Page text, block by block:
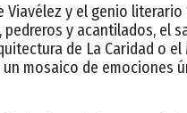
Viavélez y el genio literario
pedreros y acantilados, el
de La Caridad o el
mosaico de emociones